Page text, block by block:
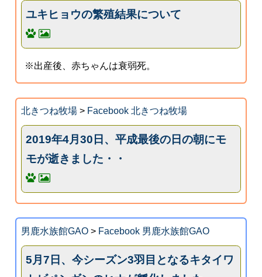
ユキヒョウの繁殖結果について
※出産後、赤ちゃんは衰弱死。
北きつね牧場> Facebook 北きつね牧場
2019年4月30日、平成最後の日の朝にモ
モが逝きました・・
男鹿水族館GAO> Facebook 男鹿水族館GAO
5月7日、今シーズン3羽目となるキタイワ